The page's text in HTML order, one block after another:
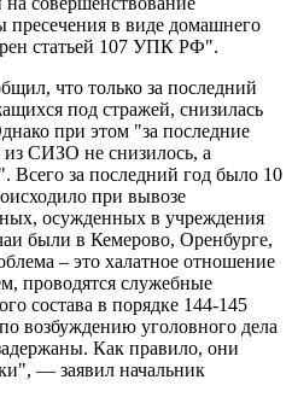
в виде домашнего
статьей 107 УПК РФ".
что только за последний
под стражей, снизилась
при этом "за последние
из СИЗО не снизилось, а
Всего за последний год было 10
при вывозе
осужденных в учреждения
были в Кемерово, Оренбурге,
– это халатное отношение
проводятся служебные
состава в порядке 144-145
возбуждению уголовного дела
Как правило, они
— заявил начальник